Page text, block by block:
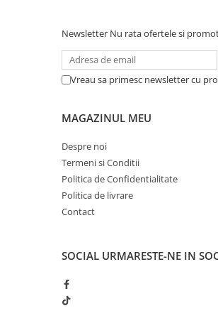
Newsletter Nu rata ofertele si
Vreau sa primesc newsletter cu
MAGAZINUL MEU
Despre noi
Termeni si Conditii
Politica de Confidentialitate
Politica de livrare
Contact
SOCIAL URMARESTE-NE IN